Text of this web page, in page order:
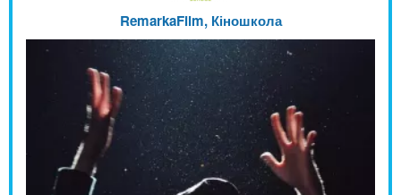
RemarkaFilm, Кіношкола